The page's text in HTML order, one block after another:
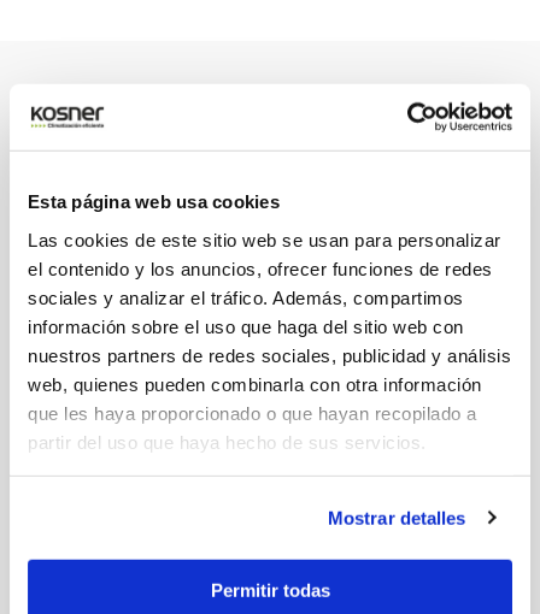
Esta página web usa cookies
Las cookies de este sitio web se usan para personalizar
el contenido y los anuncios, ofrecer funciones de redes
sociales y analizar el tráfico. Además, compartimos
información sobre el uso que haga del sitio web con
nuestros partners de redes sociales, publicidad y análisis
web, quienes pueden combinarla con otra información
que les haya proporcionado o que hayan recopilado a
partir del uso que haya hecho de sus servicios.
Mostrar detalles
Permitir todas
PATROCINIO DEPORTIVO
el deporte
Patrocinadores oficiales del Club
Atlético Osasuna
De forma complementaria a nuestra actividad comercial,
prestamos nuestro apoyo a diferentes iniciativas deportivas
la profesionalidad o la cultura del esfuerzo.
ciclismo Titan Desert y nuestra imagen acompaña